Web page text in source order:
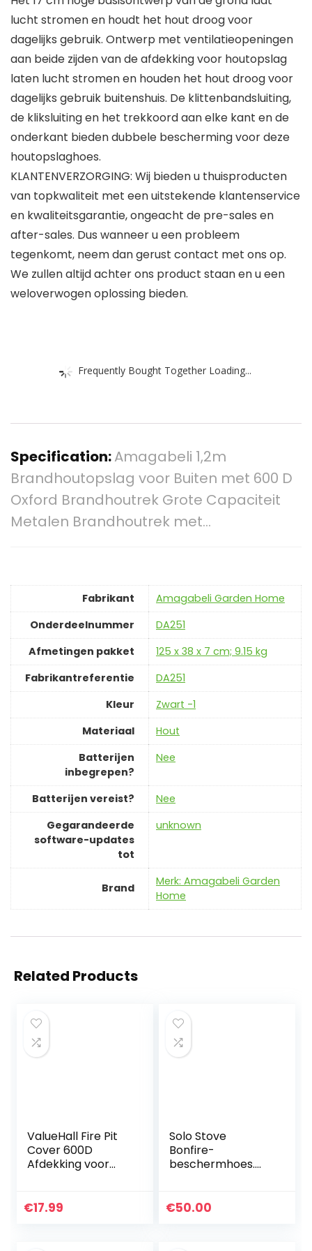
lucht stromen en houdt het hout droog voor
dagelijks gebruik. Ontwerp met ventilatieopeningen
aan beide zijden van de afdekking voor houtopslag
laten lucht stromen en houden het hout droog voor
dagelijks gebruik buitenshuis. De klittenbandsluiting,
de kliksluiting en het trekkoord aan elke kant en de
onderkant bieden dubbele bescherming voor deze
houtopslaghoes.
KLANTENVERZORGING: Wij bieden u thuisproducten
van topkwaliteit met een uitstekende klantenservice
en kwaliteitsgarantie, ongeacht de pre-sales en
after-sales. Dus wanneer u een probleem
tegenkomt, neem dan gerust contact met ons op.
We zullen altijd achter ons product staan en u een
weloverwogen oplossing bieden.
Frequently Bought Together Loading...
Specification:Amagabeli 1,2m
Brandhoutopslag voor Buiten met 600 D
Oxford Brandhoutrek Grote Capaciteit
Metalen Brandhoutrek met…
Fabrikant
‎Amagabeli Garden Home
Onderdeelnummer
‎DA251
Afmetingen pakket
‎125 x 38 x 7 cm; 9.15 kg
Fabrikantreferentie
‎DA251
Kleur
‎Zwart -1
Materiaal
‎Hout
Batterijen
inbegrepen?
‎Nee
Batterijen vereist?
‎Nee
Gegarandeerde
software-updates
tot
‎unknown
Brand
Merk: Amagabeli Garden
Home
Related Products
ValueHall Fire Pit
Cover 600D
Afdekking voor
voor Vuurschaal
€17.99
Solo Stove
Bonfire-
beschermhoes.
vuurkorf.
€50.00